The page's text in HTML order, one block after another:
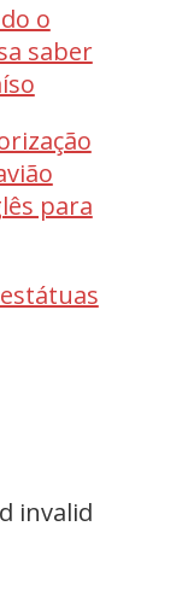
o
saber
para
invalid